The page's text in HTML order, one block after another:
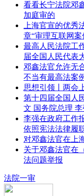
看看长宁法院邓
加庭审的
上海官宣的优秀
章“审理互联网
最高人民法院工
届全国人民代表
邓鑫法官允许无
不当有最高法案
思想引领丨两会
第十四届全国人
文 国务院总理 李
李强在政府工作
依照宪法法律履
对邓鑫法官在上
关于邓鑫法官在
法问题举报
法院一审